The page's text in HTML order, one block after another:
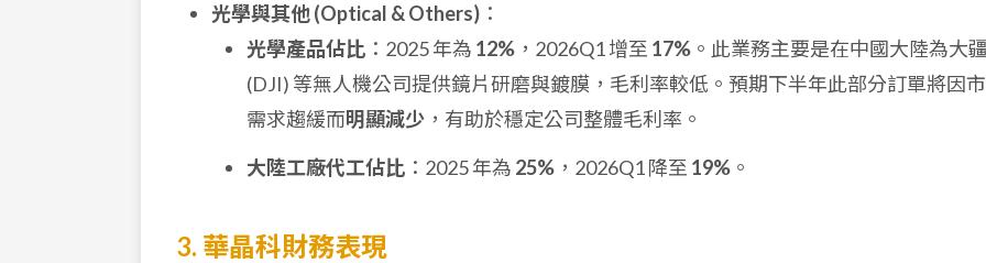
光學與其他 (Optical & Others) ：
光學產品佔比 ：2025 年為 12% ，2026Q1 增至 17% 。此業務主要是在中國大陸為大疆
(DJI) 等無人機公司提供鏡片研磨與鍍膜，毛利率較低。預期下半年此部分訂單將因
需求趨緩而明顯減少 ，有助於穩定公司整體毛利率。
大陸工廠代工佔比 ：2025 年為 25% ，2026Q1 降至 19% 。
3. 華晶科財務表現